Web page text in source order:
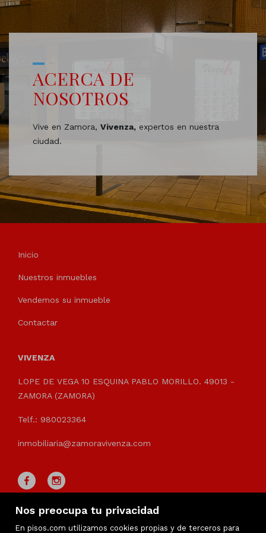
Nos preocupa tu privacidad
En pisos.com utilizamos cookies propias y de terceros para
ACERCA DE
NOSOTROS
Vive en Zamora, Vivenza, expertos en nuestra
ciudad.
Inicio
Nuestros inmuebles
Vendemos su inmueble
Contactar
VIVENZA
LOPE DE VEGA 10 ESQUINA PABLO MORILLO. 49013 -
ZAMORA (ZAMORA)
Telf.: 980023364
inmobiliaria@zamoravivenza.com